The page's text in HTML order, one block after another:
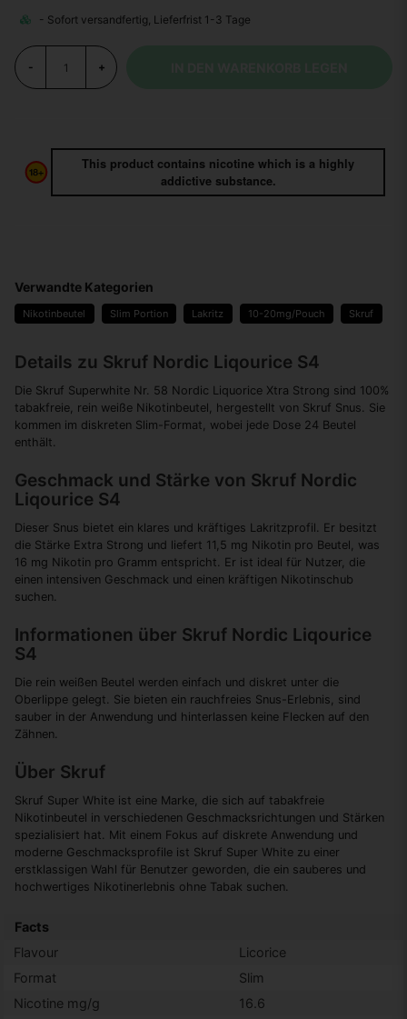
- +
This product contains nicotine which is a highly
addictive substance.
Verwandte Kategorien
Nikotinbeutel Slim Portion Lakritz 10-20mg/Pouch Skruf
Details zu Skruf Nordic Liqourice S4
Die Skruf Superwhite Nr. 58 Nordic Liquorice Xtra Strong sind 100%
tabakfreie, rein weiße Nikotinbeutel, hergestellt von Skruf Snus. Sie
kommen im diskreten Slim-Format, wobei jede Dose 24 Beutel
enthält.
Geschmack und Stärke von Skruf Nordic
Liqourice S4
Dieser Snus bietet ein klares und kräftiges Lakritzprofil. Er besitzt
die Stärke Extra Strong und liefert 11,5 mg Nikotin pro Beutel, was
16 mg Nikotin pro Gramm entspricht. Er ist ideal für Nutzer, die
einen intensiven Geschmack und einen kräftigen Nikotinschub
suchen.
Informationen über Skruf Nordic Liqourice
S4
Die rein weißen Beutel werden einfach und diskret unter die
Oberlippe gelegt. Sie bieten ein rauchfreies Snus-Erlebnis, sind
sauber in der Anwendung und hinterlassen keine Flecken auf den
Zähnen.
Über Skruf
Skruf Super White ist eine Marke, die sich auf tabakfreie
Nikotinbeutel in verschiedenen Geschmacksrichtungen und Stärken
spezialisiert hat. Mit einem Fokus auf diskrete Anwendung und
moderne Geschmacksprofile ist Skruf Super White zu einer
erstklassigen Wahl für Benutzer geworden, die ein sauberes und
hochwertiges Nikotinerlebnis ohne Tabak suchen.
Facts
Flavour
Licorice
Format
Slim
Nicotine mg/g
16.6